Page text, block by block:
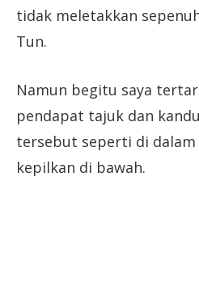
tidak meletakkan
Tun.
Namun begitu saya
pendapat tajuk dan
tersebut seperti di dalam
kepilkan di bawah.